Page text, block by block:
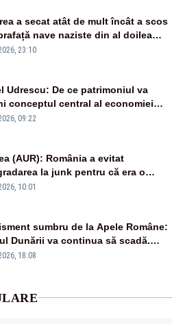
a secat atât de mult încât a scos
nave naziste din al doilea
mondial
23:10
Udrescu: De ce patrimoniul va
conceptul central al economiei
09:22
(AUR): România a evitat
la junk pentru că era o
pentru bănci și fondurile de
10:01
sumbru de la Apele Române:
Dunării va continua să scadă.
s-ar putea închide în 4 zile
18:08